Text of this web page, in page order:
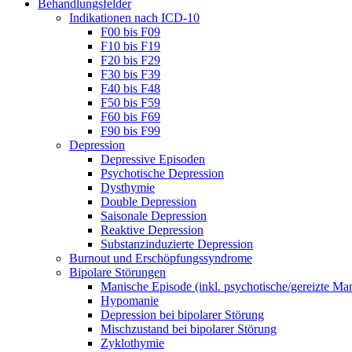
Behandlungsfelder
Indikationen nach ICD-10
F00 bis F09
F10 bis F19
F20 bis F29
F30 bis F39
F40 bis F48
F50 bis F59
F60 bis F69
F90 bis F99
Depression
Depressive Episoden
Psychotische Depression
Dysthymie
Double Depression
Saisonale Depression
Reaktive Depression
Substanzinduzierte Depression
Burnout und Erschöpfungssyndrome
Bipolare Störungen
Manische Episode (inkl. psychotische/gereizte
Hypomanie
Depression bei bipolarer Störung
Mischzustand bei bipolarer Störung
Zyklothymie